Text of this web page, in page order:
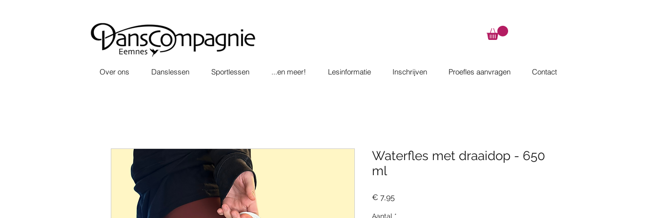
Over ons Danslessen Sportlessen ...en meer! Lesinformatie Inschrijven Proefles aanvragen Contact
Waterfles met draaidop - 650
ml
€ 7,95Prijs
Aantal *